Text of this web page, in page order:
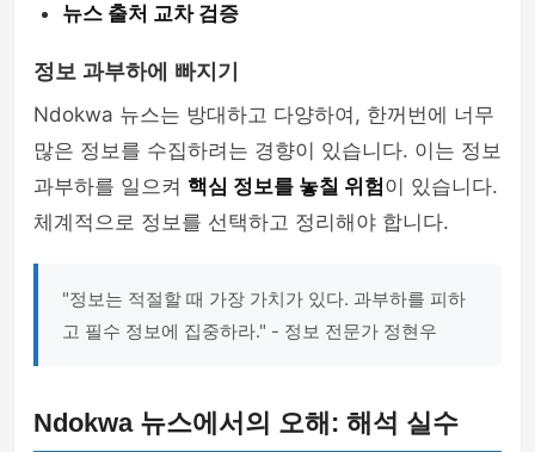
뉴스 출처 교차 검증
정보 과부하에 빠지기
Ndokwa 뉴스는 방대하고 다양하여, 한꺼번에 너무
많은 정보를 수집하려는 경향이 있습니다. 이는 정보
과부하를 일으켜 핵심 정보를 놓칠 위험이 있습니다.
체계적으로 정보를 선택하고 정리해야 합니다.
"정보는 적절할 때 가장 가치가 있다. 과부하를 피하
고 필수 정보에 집중하라." - 정보 전문가 정현우
Ndokwa 뉴스에서의 오해: 해석 실수